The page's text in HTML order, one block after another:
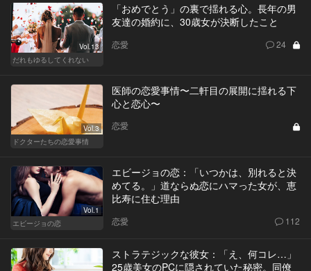
Vol.13
だれもゆるしてくれない
「おめでとう」の裏で揺れる心。長年の男
友達の婚約に、30歳女が決断したこと
恋愛 24
Vol.3
ドクターたちの恋愛事情
医師の恋愛事情〜二軒目の展開に揺れる下
心と恋心〜
恋愛
Vol.1
エビージョの恋
エビージョの恋：「いつかは、別れると決
めてる。」道ならぬ恋にハマった女が、恵
比寿に住む理由
恋愛 112
ストラテジックな彼女：「え、何コレ…」
25歳美女のPCに隠されていた秘密。同僚